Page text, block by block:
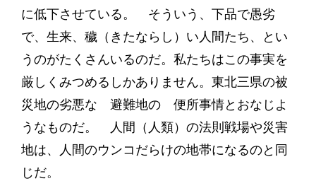
に低下させている。 そういう、下品で愚劣
で、生来、穢（きたならし）い人間たち、とい
うのがたくさんいるのだ。私たちはこの事実を
厳しくみつめるしかありません。東北三県の被
災地の劣悪な 避難地の 便所事情とおなじよ
うなものだ。 人間（人類）の法則戦場や災害
地は、人間のウンコだらけの地帯になるのと同
じだ。